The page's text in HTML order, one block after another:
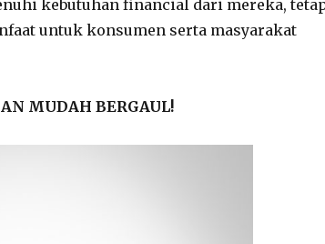
kebutuhan financial dari mereka,
untuk konsumen serta masyarakat
MUDAH BERGAUL!